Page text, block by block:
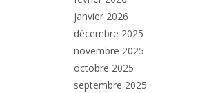
janvier 2026
décembre 2025
novembre 2025
octobre 2025
septembre 2025